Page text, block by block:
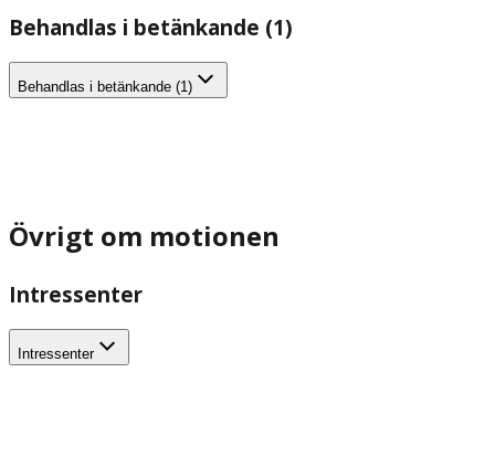
Behandlas i betänkande (1)
Behandlas i betänkande (1)
Övrigt om motionen
Intressenter
Intressenter